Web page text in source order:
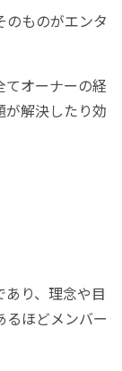
のものがエンタ
オーナーの経
解決したり効
り、理念や目
るほどメンバー